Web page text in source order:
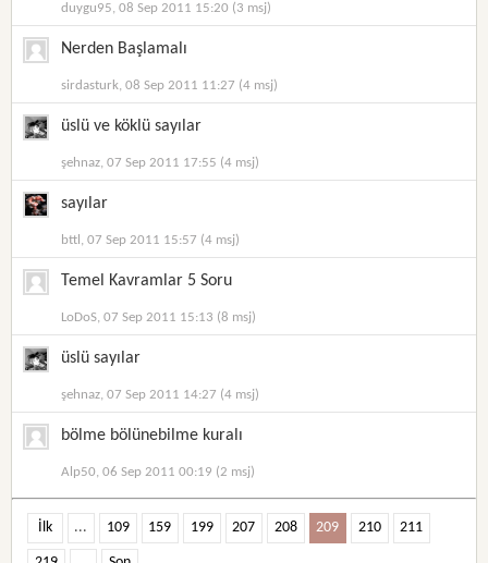
duygu95, 08 Sep 2011 15:20 (3 msj)
Nerden Başlamalı
sirdasturk, 08 Sep 2011 11:27 (4 msj)
üslü ve köklü sayılar
şehnaz, 07 Sep 2011 17:55 (4 msj)
sayılar
bttl, 07 Sep 2011 15:57 (4 msj)
Temel Kavramlar 5 Soru
LoDoS, 07 Sep 2011 15:13 (8 msj)
üslü sayılar
şehnaz, 07 Sep 2011 14:27 (4 msj)
bölme bölünebilme kuralı
Alp50, 06 Sep 2011 00:19 (2 msj)
İlk ... 109 159 199 207 208 209 210 211